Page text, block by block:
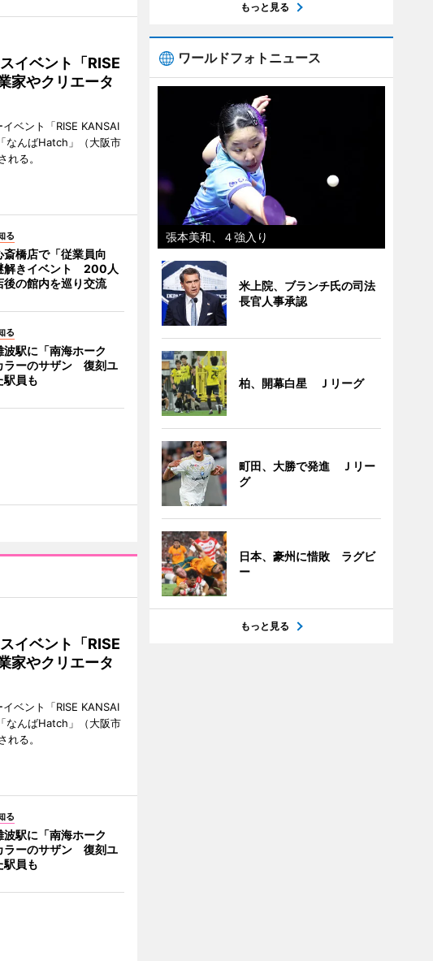
イベント「RISE
やクリエータ
ベント「RISE KANSAI
なんばHatch」（大阪市
れる。
る
斎橋店で「従業員向
解きイベント 200人
後の館内を巡り交流
る
波駅に「南海ホーク
ラーのサザン 復刻ユ
駅員も
イベント「RISE
やクリエータ
ベント「RISE KANSAI
なんばHatch」（大阪市
れる。
る
波駅に「南海ホーク
ラーのサザン 復刻ユ
駅員も
もっと見る
ワールドフォトニュース
張本美和、４強入り
米上院、ブランチ氏の司法
長官人事承認
柏、開幕白星 Ｊリーグ
町田、大勝で発進 Ｊリー
グ
日本、豪州に惜敗 ラグビ
ー
もっと見る